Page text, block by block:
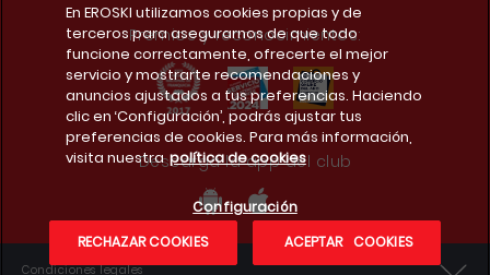
Premios y reconocimientos:
Descarga la app del club
Condiciones legales
En EROSKI utilizamos cookies propias y de
terceros para asegurarnos de que todo
funcione correctamente, ofrecerte el mejor
servicio y mostrarte recomendaciones y
anuncios ajustados a tus preferencias. Haciendo
clic en ‘Configuración’, podrás ajustar tus
preferencias de cookies. Para más información,
visita nuestra política de cookies
Configuración
RECHAZAR COOKIES
ACEPTAR COOKIES